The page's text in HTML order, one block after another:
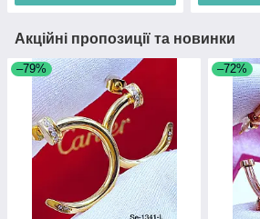
Акційні пропозиції та новинки
–79% –72%